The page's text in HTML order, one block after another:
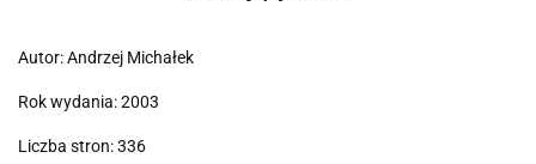
Autor: Andrzej Michałek
Rok wydania: 2003
Liczba stron: 336